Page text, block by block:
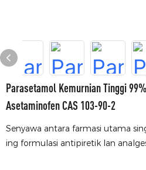
Parasetamol Kemurnian Tinggi
Asetaminofen CAS 103-90-2
Senyawa antara farmasi utama
ing formulasi antipiretik lan